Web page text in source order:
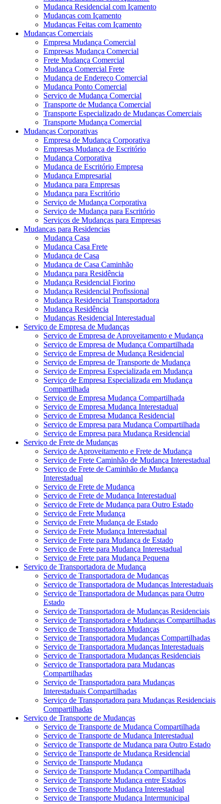
Mudança Residencial com Içamento
Mudanças com Içamento
Mudanças Feitas com Içamento
Mudanças Comerciais
Empresa Mudança Comercial
Empresas Mudança Comercial
Frete Mudança Comercial
Mudança Comercial Frete
Mudança de Endereço Comercial
Mudança Ponto Comercial
Serviço de Mudança Comercial
Transporte de Mudança Comercial
Transporte Especializado de Mudanças Comerciais
Transporte Mudança Comercial
Mudanças Corporativas
Empresa de Mudança Corporativa
Empresas Mudança de Escritório
Mudança Corporativa
Mudança de Escritório Empresa
Mudança Empresarial
Mudança para Empresas
Mudança para Escritório
Serviço de Mudança Corporativa
Serviço de Mudança para Escritório
Serviços de Mudanças para Empresas
Mudanças para Residencias
Mudança Casa
Mudança Casa Frete
Mudança de Casa
Mudança de Casa Caminhão
Mudança para Residência
Mudança Residencial Fiorino
Mudança Residencial Profissional
Mudança Residencial Transportadora
Mudança Residência
Mudanças Residencial Interestadual
Serviço de Empresa de Mudanças
Serviço de Empresa de Aproveitamento e Mudança
Serviço de Empresa de Mudança Compartilhada
Serviço de Empresa de Mudança Residencial
Serviço de Empresa de Transporte de Mudança
Serviço de Empresa Especializada em Mudança
Serviço de Empresa Especializada em Mudança
Compartilhada
Serviço de Empresa Mudança Compartilhada
Serviço de Empresa Mudança Interestadual
Serviço de Empresa Mudança Residencial
Serviço de Empresa para Mudança Compartilhada
Serviço de Empresa para Mudança Residencial
Serviço de Frete de Mudanças
Serviço de Aproveitamento e Frete de Mudança
Serviço de Frete Caminhão de Mudança Interestadual
Serviço de Frete de Caminhão de Mudança
Interestadual
Serviço de Frete de Mudança
Serviço de Frete de Mudança Interestadual
Serviço de Frete de Mudança para Outro Estado
Serviço de Frete Mudança
Serviço de Frete Mudança de Estado
Serviço de Frete Mudança Interestadual
Serviço de Frete para Mudança de Estado
Serviço de Frete para Mudança Interestadual
Serviço de Frete para Mudança Pequena
Serviço de Transportadora de Mudança
Serviço de Transportadora de Mudanças
Serviço de Transportadora de Mudanças Interestaduais
Serviço de Transportadora de Mudanças para Outro
Estado
Serviço de Transportadora de Mudanças Residenciais
Serviço de Transportadora e Mudanças Compartilhadas
Serviço de Transportadora Mudanças
Serviço de Transportadora Mudanças Compartilhadas
Serviço de Transportadora Mudanças Interestaduais
Serviço de Transportadora Mudanças Residenciais
Serviço de Transportadora para Mudanças
Compartilhadas
Serviço de Transportadora para Mudanças
Interestaduais Compartilhadas
Serviço de Transportadora para Mudanças Residenciais
Compartilhadas
Serviço de Transporte de Mudanças
Serviço de Transporte de Mudança Compartilhada
Serviço de Transporte de Mudança Interestadual
Serviço de Transporte de Mudança para Outro Estado
Serviço de Transporte de Mudança Residencial
Serviço de Transporte Mudança
Serviço de Transporte Mudança Compartilhada
Serviço de Transporte Mudança entre Estados
Serviço de Transporte Mudança Interestadual
Serviço de Transporte Mudança Intermunicipal